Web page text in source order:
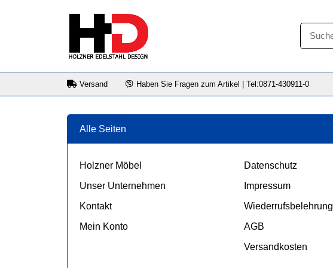
Versand Haben Sie Fragen zum Artikel | Tel:0871-430911-0
Alle Seiten
Holzner Möbel
Unser Unternehmen
Kontakt
Mein Konto
Datenschutz
Impressum
Wiederrufsbelehrung
AGB
Versandkosten